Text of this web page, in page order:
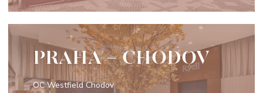
PRAHA - CHODOV
OC Westfield Chodov